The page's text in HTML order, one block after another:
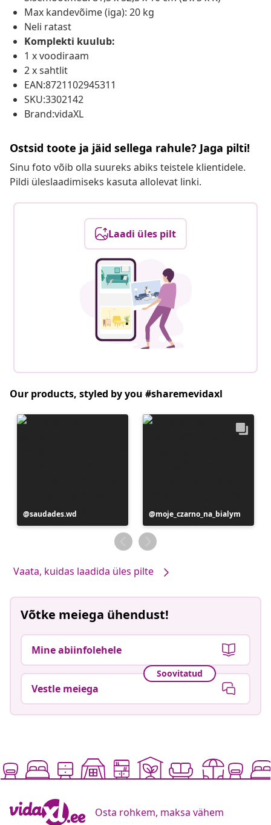
Max kandevõime (iga): 20 kg
Neli ratast
Komplekti kuulub:
1 x voodiraam
2 x sahtlit
EAN:8721102945311
SKU:3302142
Brand:vidaXL
Ostsid toote ja jäid sellega rahule? Jaga pilti!
Sinu foto võib olla suureks abiks teistele klientidele.
Pildi üleslaadimiseks kasuta allolevat linki.
Laadi üles pilt
Our products, styled by you #sharemevidaxl
Postitus
avaldatud
saudades.wd
Postitus
avaldatud
moje_czarno_na_bialym
Vaata, kuidas laadida üles pilte
Võtke meiega ühendust!
Mine abiinfolehele
Soovitatud
Vestle meiega
Osta rohkem, maksa vähem